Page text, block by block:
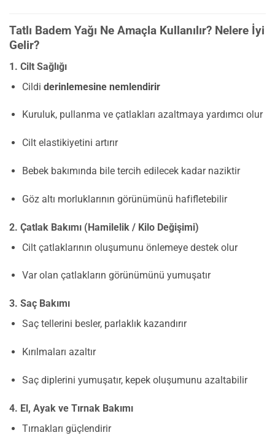
Tatlı Badem Yağı Ne Amaçla Kullanılır? Nelere İyi
Gelir?
1. Cilt Sağlığı
Cildi derinlemesine nemlendirir
Kuruluk, pullanma ve çatlakları azaltmaya yardımcı olur
Cilt elastikiyetini artırır
Bebek bakımında bile tercih edilecek kadar naziktir
Göz altı morluklarının görünümünü hafifletebilir
2. Çatlak Bakımı (Hamilelik / Kilo Değişimi)
Cilt çatlaklarının oluşumunu önlemeye destek olur
Var olan çatlakların görünümünü yumuşatır
3. Saç Bakımı
Saç tellerini besler, parlaklık kazandırır
Kırılmaları azaltır
Saç diplerini yumuşatır, kepek oluşumunu azaltabilir
4. El, Ayak ve Tırnak Bakımı
Tırnakları güçlendirir